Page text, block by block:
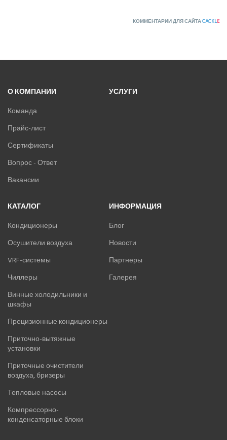
КОММЕНТАРИИ ДЛЯ САЙТАCACKLE
О КОМПАНИИ
Команда
Прайс-лист
Сертификаты
Вопрос - Ответ
Вакансии
УСЛУГИ
КАТАЛОГ
Кондиционеры
Осушители воздуха
VRF-системы
Чиллеры
Винные холодильники и
шкафы
Прецизионные кондиционеры
Приточно-вытяжные
установки
Приточные очистители
воздуха, бризеры
Тепловые насосы
Компрессорно-
конденсаторные блоки
ИНФОРМАЦИЯ
Блог
Новости
Партнеры
Галерея